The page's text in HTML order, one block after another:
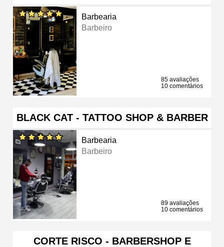
Barbearia
Barbeiro
85 avaliações
10 comentários
BLACK CAT - TATTOO SHOP & BARBER
Barbearia
Barbeiro
89 avaliações
10 comentários
CORTE RISCO - BARBERSHOP E